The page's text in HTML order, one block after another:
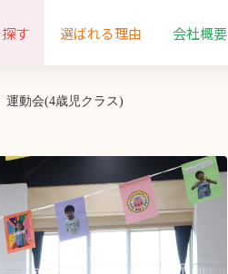
す 選ばれる理由 会社概要
運動会(4歳児クラス)